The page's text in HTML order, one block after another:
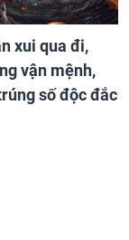
xui qua đi,
vận mệnh,
số độc đắc